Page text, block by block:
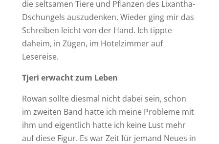
die seltsamen Tiere und Pflanzen des Lixantha-
Dschungels auszudenken. Wieder ging mir das
Schreiben leicht von der Hand. Ich tippte
daheim, in Zügen, im Hotelzimmer auf
Lesereise.
Tjeri erwacht zum Leben
Rowan sollte diesmal nicht dabei sein, schon
im zweiten Band hatte ich meine Probleme mit
ihm und eigentlich hatte ich keine Lust mehr
auf diese Figur. Es war Zeit für jemand Neues in